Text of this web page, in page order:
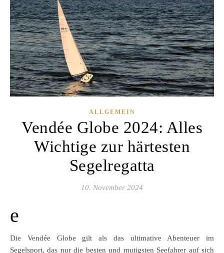
ALLGEMEIN
Vendée Globe 2024: Alles
Wichtige zur härtesten
Segelregatta
10. November 2024
e
Die Vendée Globe gilt als das ultimative Abenteuer im
Segelsport, das nur die besten und mutigsten Seefahrer auf sich